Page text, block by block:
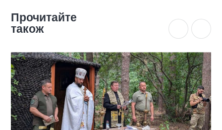
Прочитайте
також